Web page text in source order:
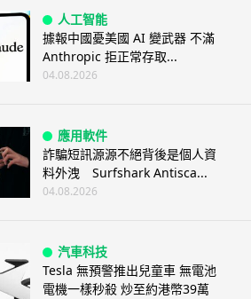
人工智能
據報中國憂美國 AI 變武器 不滿
Anthropic 拒正常存取...
04.08.2026
應用軟件
詐騙短訊源源不絕背後是個人資
料外洩 Surfshark Antisca...
04.08.2026
汽車科技
Tesla 無預警推出兒童車 無電池
電機一樣秒殺 炒至約港幣39萬